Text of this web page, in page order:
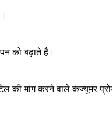
को बढ़ाते हैं।
मांग करने वाले कंज्यूमर